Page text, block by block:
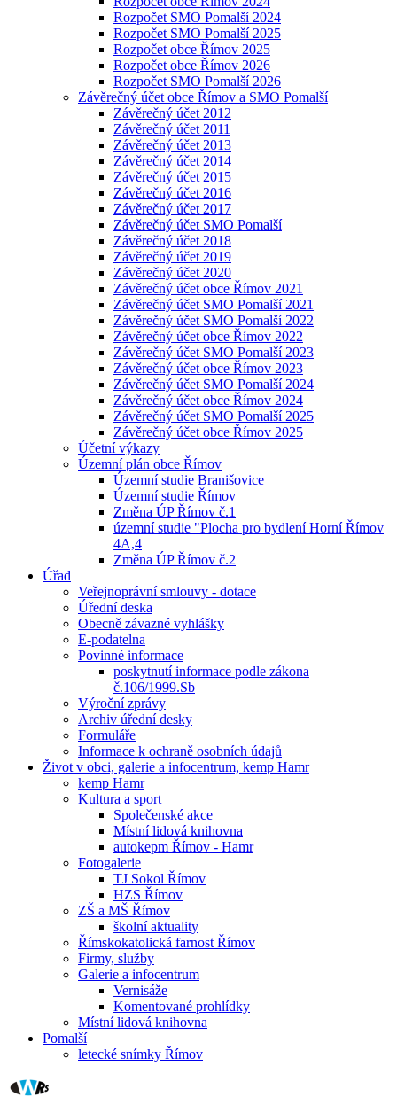
Rozpočet SMO Pomalší 2024
Rozpočet SMO Pomalší 2025
Rozpočet obce Římov 2025
Rozpočet obce Římov 2026
Rozpočet SMO Pomalší 2026
Závěrečný účet obce Římov a SMO Pomalší
Závěrečný účet 2012
Závěrečný účet 2011
Závěrečný účet 2013
Závěrečný účet 2014
Závěrečný účet 2015
Závěrečný účet 2016
Závěrečný účet 2017
Závěrečný účet SMO Pomalší
Závěrečný účet 2018
Závěrečný účet 2019
Závěrečný účet 2020
Závěrečný účet obce Římov 2021
Závěrečný účet SMO Pomalší 2021
Závěrečný účet SMO Pomalší 2022
Závěrečný účet obce Římov 2022
Závěrečný účet SMO Pomalší 2023
Závěrečný účet obce Římov 2023
Závěrečný účet SMO Pomalší 2024
Závěrečný účet obce Římov 2024
Závěrečný účet SMO Pomalší 2025
Závěrečný účet obce Římov 2025
Účetní výkazy
Územní plán obce Římov
Územní studie Branišovice
Územní studie Římov
Změna ÚP Římov č.1
územní studie "Plocha pro bydlení Horní Římov
4A,4
Změna ÚP Římov č.2
Úřad
Veřejnoprávní smlouvy - dotace
Úřední deska
Obecně závazné vyhlášky
E-podatelna
Povinné informace
poskytnutí informace podle zákona
č.106/1999.Sb
Výroční zprávy
Archiv úřední desky
Formuláře
Informace k ochraně osobních údajů
Život v obci, galerie a infocentrum, kemp Hamr
kemp Hamr
Kultura a sport
Společenské akce
Místní lidová knihovna
autokepm Římov - Hamr
Fotogalerie
TJ Sokol Římov
HZS Římov
ZŠ a MŠ Římov
školní aktuality
Římskokatolická farnost Římov
Firmy, služby
Galerie a infocentrum
Vernisáže
Komentované prohlídky
Místní lidová knihovna
Pomalší
letecké snímky Římov